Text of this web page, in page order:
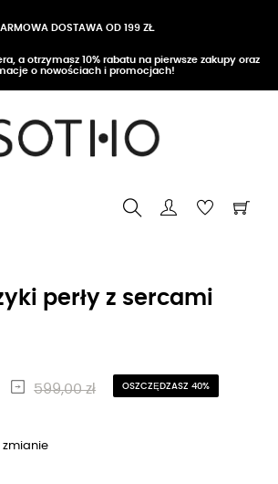
DOSTAWA OD 199 ZŁ
a otrzymasz 10% rabatu na pierwsze zakupy oraz
o nowościach i promocjach!
perły z sercami
599,00 zł OSZCZĘDZASZ 40%
zmianie